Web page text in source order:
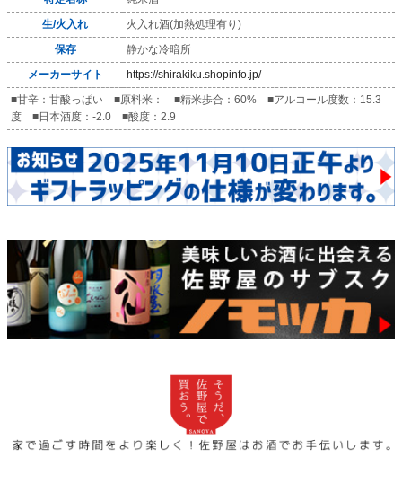
生/火入れ
火入れ酒(加熱処理有り)
保存
静かな冷暗所
メーカーサイト
https://shirakiku.shopinfo.jp/
■甘辛：甘酸っぱい ■原料米： ■精米歩合：60% ■アルコール度数：15.3
度 ■日本酒度：-2.0 ■酸度：2.9